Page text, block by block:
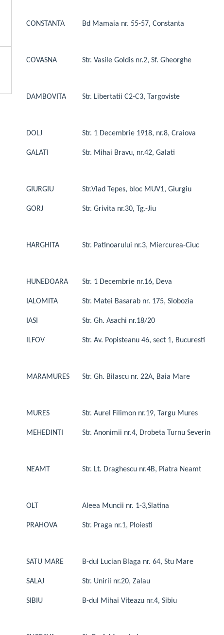
CONSTANTA Bd Mamaia nr. 55-57, Constanta
COVASNA Str. Vasile Goldis nr.2, Sf. Gheorghe
DAMBOVITA Str. Libertatii C2-C3, Targoviste
DOLJ Str. 1 Decembrie 1918, nr.8, Craiova
GALATI Str. Mihai Bravu, nr.42, Galati
GIURGIU Str.Vlad Tepes, bloc MUV1, Giurgiu
GORJ Str. Grivita nr.30, Tg.-Jiu
HARGHITA Str. Patinoarului nr.3, Miercurea-Ciuc
HUNEDOARA Str. 1 Decembrie nr.16, Deva
IALOMITA Str. Matei Basarab nr. 175, Slobozia
IASI Str. Gh. Asachi nr.18/20
ILFOV Str. Av. Popisteanu 46, sect 1, Bucuresti
MARAMURES Str. Gh. Bilascu nr. 22A, Baia Mare
MURES Str. Aurel Filimon nr.19, Targu Mures
MEHEDINTI Str. Anonimii nr.4, Drobeta Turnu Severin
NEAMT Str. Lt. Draghescu nr.4B, Piatra Neamt
OLT Aleea Muncii nr. 1-3,Slatina
PRAHOVA Str. Praga nr.1, Ploiesti
SATU MARE B-dul Lucian Blaga nr. 64, Stu Mare
SALAJ Str. Unirii nr.20, Zalau
SIBIU B-dul Mihai Viteazu nr.4, Sibiu